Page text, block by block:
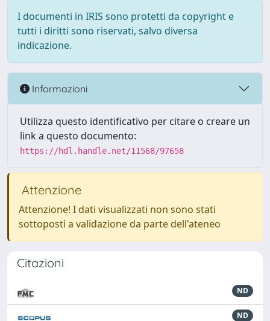
I documenti in IRIS sono protetti da copyright e
tutti i diritti sono riservati, salvo diversa
indicazione.
Informazioni
Utilizza questo identificativo per citare o creare un
link a questo documento:
https://hdl.handle.net/11568/97658
Attenzione
Attenzione! I dati visualizzati non sono stati
sottoposti a validazione da parte dell'ateneo
Citazioni
ND
ND